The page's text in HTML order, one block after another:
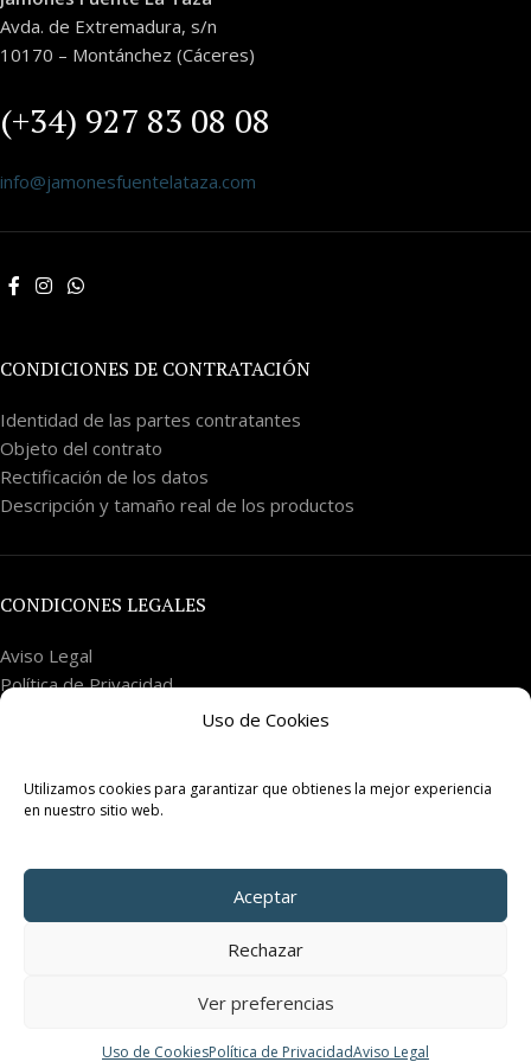
Uso de Cookies
Utilizamos cookies para garantizar que obtienes la mejor experiencia
en nuestro sitio web.
Aceptar
Rechazar
Ver preferencias
Uso de CookiesPolítica de PrivacidadAviso Legal
Avda. de Extremadura, s/n
10170 – Montánchez (Cáceres)
(+34) 927 83 08 08
info@jamonesfuentelataza.com
CONDICIONES DE CONTRATACIÓN
Identidad de las partes contratantes
Objeto del contrato
Rectificación de los datos
Descripción y tamaño real de los productos
CONDICONES LEGALES
Aviso Legal
Política de Privacidad
TÉRMINOS Y CONDICONES GENERALES DE COMPRA
Cláusulas generales de contratación
Derecho a desitimiento
Reclamaciones y resolución de litigios
Generalidades de la oferta